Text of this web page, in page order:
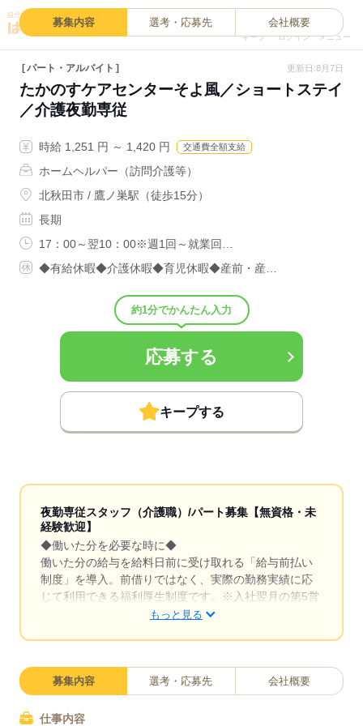
キープ ログイン メニュー
募集内容 選考・応募先 会社概要
パート・アルバイト 更新日:8月7日
たかのすケアセンターそよ風／ショートステイ
／介護夜勤専従
時給 1,251 円 ～ 1,420 円 交通費全額支給
ホームヘルパー（訪問介護等）
北秋田市 / 鷹ノ巣駅（徒歩15分）
長期
17：00～翌10：00※週1回～就業回…
◆有給休暇◆介護休暇◆育児休暇◆産前・産…
約1分でかんたん入力
応募する
キープする
夜勤専従スタッフ（介護職）/パート募集【無資格・未
経験歓迎】
◆働いた分を必要な時に◆
働いた分の給与を給料日前に受け取れる「給与前払い
制度」を導入。前借りではなく、実際の勤務実績に応
じて利用できる福利厚生制度です。※入社翌月の第5営
夜勤1回につき6,000円の手当を支給。夜勤の頑張りを
しっかり収入に反映します。残業もほとんどなく、身
体に無理なく働けるのも魅力。家庭やプライベートと
両立しながら、自分らしい働き方を叶えることが可能
もっと見る
募集内容 選考・応募先 会社概要
仕事内容